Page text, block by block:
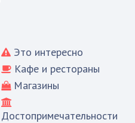
Это интересно
Кафе и рестораны
Магазины
Достопримечательности